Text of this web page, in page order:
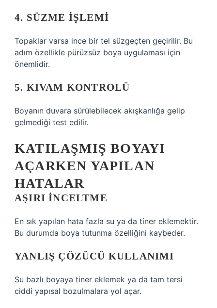
4. SÜZME IŞLEMI
Topaklar varsa ince bir tel süzgeçten geçirilir. Bu
adım özellikle pürüzsüz boya uygulaması için
önemlidir.
5. KIVAM KONTROLÜ
Boyanın duvara sürülebilecek akışkanlığa gelip
gelmediği test edilir.
KATILAŞMIŞ BOYAYI
AÇARKEN YAPILAN
HATALAR
AŞIRI INCELTME
En sık yapılan hata fazla su ya da tiner eklemektir.
Bu durumda boya tutunma özelliğini kaybeder.
YANLIŞ ÇÖZÜCÜ KULLANIMI
Su bazlı boyaya tiner eklemek ya da tam tersi
ciddi yapısal bozulmalara yol açar.